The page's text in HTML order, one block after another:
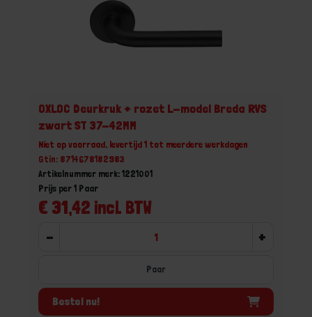
OXLOC Deurkruk + rozet L-model Breda RVS
zwart ST 37-42MM
Niet op voorraad, levertijd 1 tot meerdere werkdagen
Gtin: 8714678182983
Artikelnummer merk: 1221001
€ 31,42 incl. BTW
Prijs per 1 Paar
- +
Paar
Bestel nu!